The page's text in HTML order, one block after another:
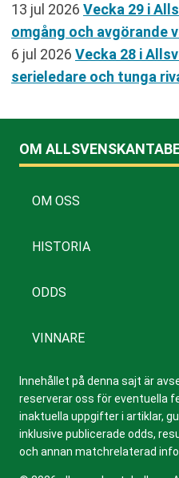
13 jul 2026 Vecka 29 i
omgång och avgörande
6 jul 2026 Vecka 28 i
serieledare och tunga
OM
OM OSS
HISTORIA
ODDS
VINNARE
Innehållet på denna sajt är
reserverar oss för eventuella
inaktuella uppgifter i artiklar,
inklusive publicerade odds,
och annan matchrelaterad